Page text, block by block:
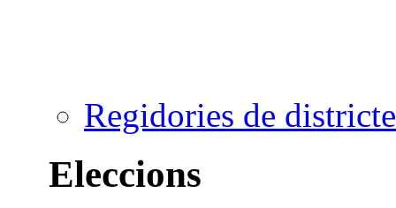
Regidories de districte
Eleccions